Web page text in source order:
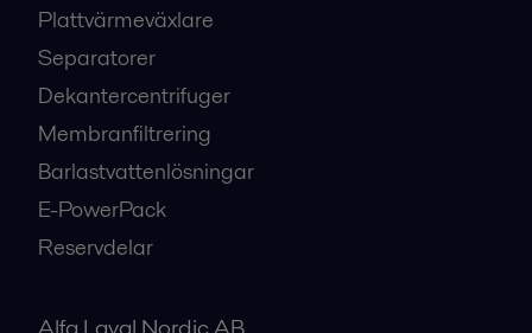
Plattvärmeväxlare
Separatorer
Dekantercentrifuger
Membranfiltrering
Barlastvattenlösningar
E-PowerPack
Reservdelar